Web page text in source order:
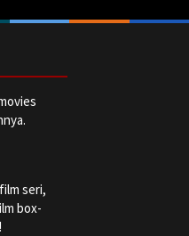
seri,
box-